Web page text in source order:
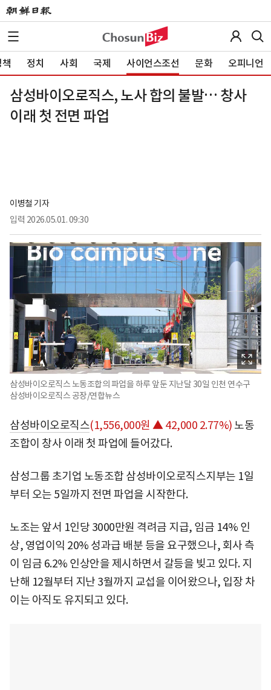
정치 사회 국제 사이언스조선 문화 오피니언
삼성바이오로직스, 노사 합의 불발… 창사
이래 첫 전면 파업
이병철 기자
입력 2026.05.01. 09:30
삼성바이오로직스 노동조합의 파업을 하루 앞둔 지난달 30일 인천 연수구
삼성바이오로직스 공장/연합뉴스
삼성바이오로직스(1,556,000원 ▲ 42,000 2.77%) 노동
조합이 창사 이래 첫 파업에 들어갔다.
삼성그룹 초기업 노동조합 삼성바이오로직스지부는 1일
부터 오는 5일까지 전면 파업을 시작한다.
노조는 앞서 1인당 3000만원 격려금 지급, 임금 14% 인
상, 영업이익 20% 성과급 배분 등을 요구했으나, 회사 측
이 임금 6.2% 인상안을 제시하면서 갈등을 빚고 있다. 지
난해 12월부터 지난 3월까지 교섭을 이어왔으나, 입장 차
이는 아직도 유지되고 있다.